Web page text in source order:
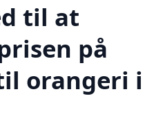
til at
på
orangeri i